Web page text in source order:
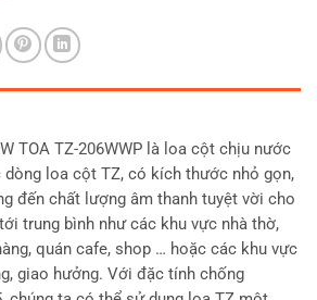
TOA TZ-206WWP là loa cột chịu nước
dòng loa cột TZ, có kích thước nhỏ gọn,
đến chất lượng âm thanh tuyệt vời cho
trung bình như các khu vực nhà thờ,
quán cafe, shop … hoặc các khu vực
giao hưởng. Với đặc tính chống